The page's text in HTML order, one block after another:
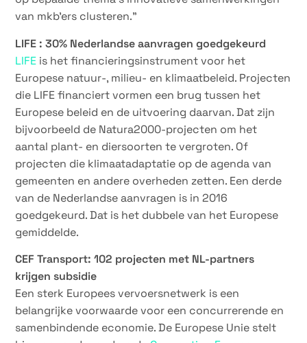
van mkb’ers clusteren.”
LIFE : 30% Nederlandse aanvragen goedgekeurd
LIFE is het financieringsinstrument voor het
Europese natuur-, milieu- en klimaatbeleid. Projecten
die LIFE financiert vormen een brug tussen het
Europese beleid en de uitvoering daarvan. Dat zijn
bijvoorbeeld de Natura2000-projecten om het
aantal plant- en diersoorten te vergroten. Of
projecten die klimaatadaptatie op de agenda van
gemeenten en andere overheden zetten. Een derde
van de Nederlandse aanvragen is in 2016
goedgekeurd. Dat is het dubbele van het Europese
gemiddelde.
CEF Transport: 102 projecten met NL-partners
krijgen subsidie
Een sterk Europees vervoersnetwerk is een
belangrijke voorwaarde voor een concurrerende en
samenbindende economie. De Europese Unie stelt